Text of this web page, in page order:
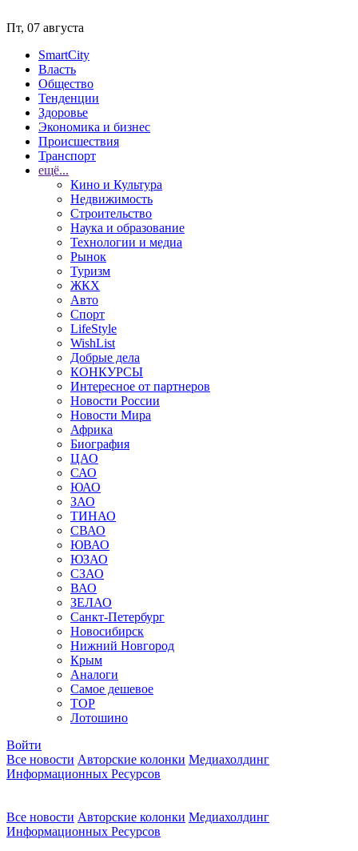
Пт, 07 августа
SmartCity
Власть
Общество
Тенденции
Здоровье
Экономика и бизнес
Происшествия
Транспорт
ещё...
Кино и Культура
Недвижимость
Строительство
Наука и образование
Технологии и медиа
Рынок
Туризм
ЖКХ
Авто
Спорт
LifeStyle
WishList
Добрые дела
КОНКУРСЫ
Интересное от партнеров
Новости России
Новости Мира
Африка
Биография
ЦАО
САО
ЮАО
ЗАО
ТИНАО
СВАО
ЮВАО
ЮЗАО
СЗАО
ВАО
ЗЕЛАО
Санкт-Петербург
Новосибирск
Нижний Новгород
Крым
Аналоги
Самое дешевое
TOP
Лотошино
Войти
Все новости Авторские колонки Медиахолдинг
Информационных Ресурсов
Все новости Авторские колонки Медиахолдинг
Информационных Ресурсов